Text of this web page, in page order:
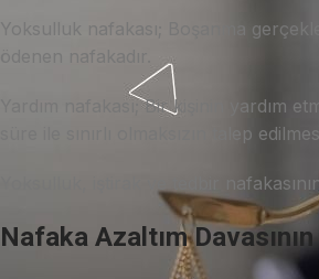
Yoksulluk nafakası; Boşanma
Yardım nafakası; Bir kişinin
süre ile sınırlı olmaksızın talep
Yoksulluk, iştirak ve tedbir
Nafaka Azaltım